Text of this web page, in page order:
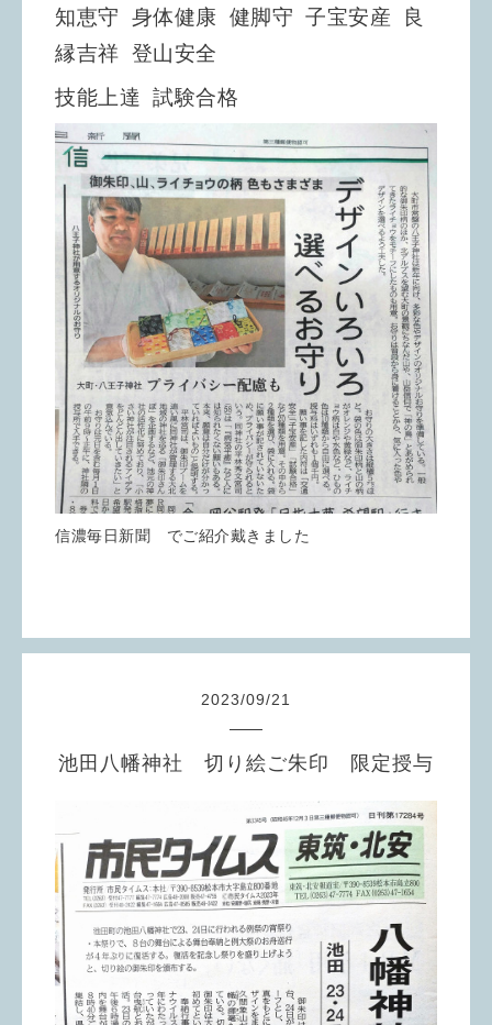
知恵守 身体健康 健脚守 子宝安産
良
縁吉祥 登山安全
技能上達 試験合格
信濃毎日新聞 でご紹介戴きました
2023/09/21
池田八幡神社 切り絵ご朱印 限定授与